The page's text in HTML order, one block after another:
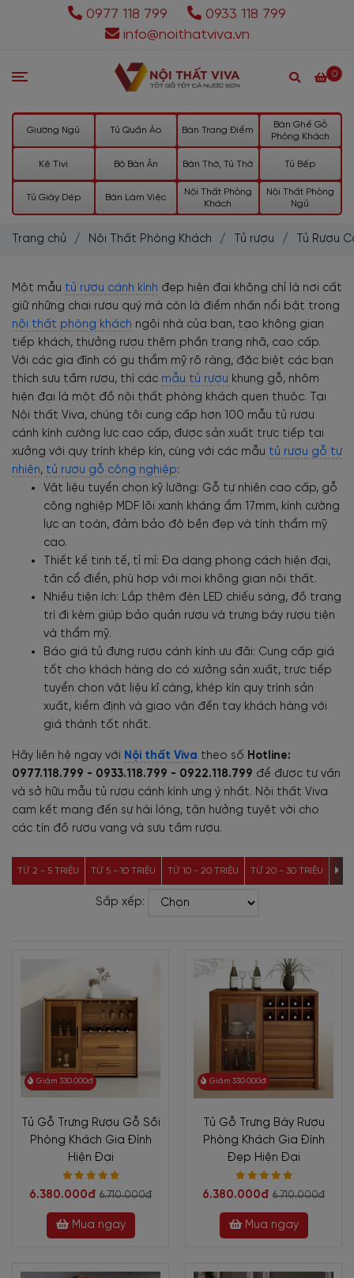
0977 118 799
0933 118 799
info@noithatviva.vn
0
Giường Ngủ Tủ Quần Áo Bàn Trang Điểm
Bàn Ghế Gỗ
Phòng Khách
Kệ Tivi Bộ Bàn Ăn Bàn Thờ, Tủ Thờ Tủ Bếp
Tủ Giày Dép Bàn Làm Việc
Nội Thất Phòng
Khách
Nội Thất Phòng
Ngủ
Trang chủ / Nội Thất Phòng Khách / Tủ rượu / Tủ Rượu
Một mẫu tủ rượu cánh kính đẹp hiện đại không chỉ là nơi cất
giữ những chai rượu quý mà còn là điểm nhấn nổi bật trong
nội thất phòng khách ngôi nhà của bạn, tạo không gian
tiếp khách, thưởng rượu thêm phần trang nhã, cao cấp.
Với các gia đình có gu thẩm mỹ rõ ràng, đặc biệt các bạn
thích sưu tầm rượu, thì các mẫu tủ rượu khung gỗ, nhôm
hiện đại là một đồ nội thất phòng khách quen thuộc. Tại
Nội thất Viva, chúng tôi cung cấp hơn 100 mẫu tủ rượu
cánh kính cường lực cao cấp, được sản xuất trực tiếp tại
xưởng với quy trình khép kín, cùng với các mẫu tủ rượu gỗ tự
nhiên, tủ rượu gỗ công nghiệp:
Vật liệu tuyển chọn kỹ lưỡng: Gỗ tự nhiên cao cấp, gỗ
công nghiệp MDF lõi xanh kháng ẩm 17mm, kính cường
lực an toàn, đảm bảo độ bền đẹp và tính thẩm mỹ
cao.
Thiết kế tinh tế, tỉ mỉ: Đa dạng phong cách hiện đại,
tân cổ điển, phù hợp với mọi không gian nội thất.
Nhiều tiện ích: Lắp thêm đèn LED chiếu sáng, đồ trang
trí đi kèm giúp bảo quản rượu và trưng bày rượu tiện
và thẩm mỹ.
Báo giá tủ đựng rượu cánh kính ưu đãi: Cung cấp giá
tốt cho khách hàng do có xưởng sản xuất, trực tiếp
tuyển chọn vật liệu kĩ càng, khép kín quy trình sản
xuất, kiểm định và giao vận đến tay khách hàng với
giá thành tốt nhất.
Hãy liên hệ ngay với Nội thất Viva theo số Hotline:
0977.118.799 - 0933.118.799 - 0922.118.799 để được tư vấn
và sở hữu mẫu tủ rượu cánh kính ưng ý nhất. Nội thất Viva
cam kết mang đến sự hài lòng, tận hưởng tuyệt vời cho
các tín đồ rượu vang và sưu tầm rượu.
TỪ 2 - 5 TRIỆU TỪ 5 - 10 TRIỆU TỪ 10 - 20 TRIỆU TỪ 20 - 30 TRIỆU TỪ
Sắp xếp:
Giảm 330.000đ
Tủ Gỗ Trưng Rượu Gỗ Sồi
Phòng Khách Gia Đình
Hiện Đại
6.380.000đ 6.710.000đ
Mua ngay
Giảm 330.000đ
Tủ Gỗ Trưng Bày Rượu
Phòng Khách Gia Đình
Đẹp Hiện Đại
6.380.000đ 6.710.000đ
Mua ngay